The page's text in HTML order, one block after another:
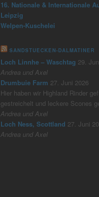
16. Nationale & Internationale
Leipzig
Welpen-Kuschelei
SANDSTUECKEN-DALMATINER
Loch Linnhe – Waschtag 29.
Andrea und Axel
Drumbuie Farm 27. Juni 2026
Hier haben wir Highland Rinder
gestreichelt und leckere Scones
Andrea und Axel
Loch Ness, Scottland 27. Juni
Andrea und Axel